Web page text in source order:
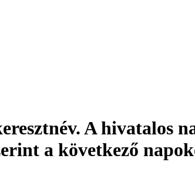
. A hivatalos
a következő